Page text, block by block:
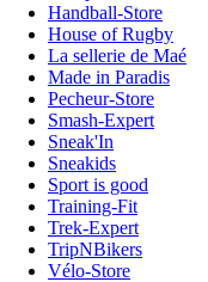
Handball-Store
House of Rugby
La sellerie de Maé
Made in Paradis
Pecheur-Store
Smash-Expert
Sneak'In
Sneakids
Sport is good
Training-Fit
Trek-Expert
TripNBikers
Vélo-Store